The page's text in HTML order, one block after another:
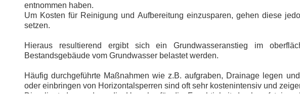
entnommen haben.
Um Kosten für Reinigung und Aufbereitung einzusparen, gehen diese
setzen.
Hieraus resultierend ergibt sich ein Grundwasseranstieg im
Bestandsgebäude vom Grundwasser belastet werden.
Häufig durchgeführte Maßnahmen wie z.B. aufgraben, Drainage legen
oder einbringen von Horizontalsperren sind oft sehr kostenintensiv und
Dies liegt daran, dass die Ursache für die Feuchtigkeit durch